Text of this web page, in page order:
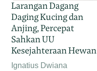
Larangan Dagang
Daging Kucing dan
Anjing, Percepat
Sahkan UU
Kesejahteraan Hewan
Ignatius Dwiana